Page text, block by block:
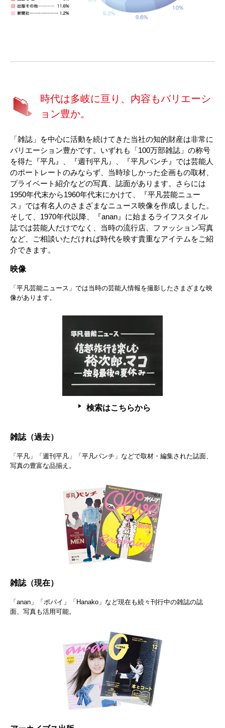
時代は多岐に亘り、内容もバリエーシ
ョン豊か。
「雑誌」を中心に活動を続けてきた当社の知的財産は非常に
バリエーション豊かです。いずれも「100万部雑誌」の称号
を得た『平凡』、『週刊平凡』、『平凡パンチ』では芸能人
のポートレートのみならず、当時珍しかった企画もの取材、
プライベート紹介などの写真、誌面があります。さらには
1950年代末から1960年代末にかけて、『平凡芸能ニュー
ス』では有名人のさまざまなニュース映像を作成しました。
そして、1970年代以降、『anan』に始まるライフスタイル
誌では芸能人だけでなく、当時の流行店、ファッション写真
など、ご相談いただければ時代を映す貴重なアイテムをご紹
介できます。
映像
「平凡芸能ニュース」では当時の芸能人情報を撮影したさまざまな映
像があります。
検索はこちらから
雑誌（過去）
「平凡」「週刊平凡」「平凡パンチ」などで取材・編集された誌面、
写真の豊富な品揃え。
雑誌（現在）
「anan」「ポパイ」「Hanako」など現在も続々刊行中の雑誌の誌
面、写真も活用可能。